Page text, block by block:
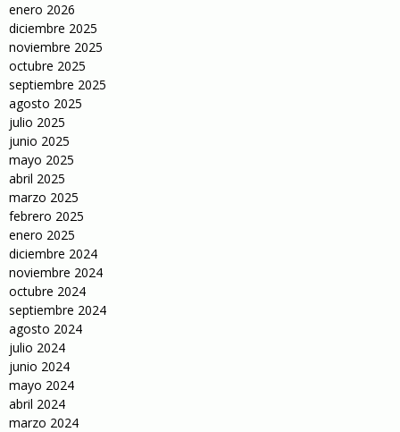
enero 2026
diciembre 2025
noviembre 2025
octubre 2025
septiembre 2025
agosto 2025
julio 2025
junio 2025
mayo 2025
abril 2025
marzo 2025
febrero 2025
enero 2025
diciembre 2024
noviembre 2024
octubre 2024
septiembre 2024
agosto 2024
julio 2024
junio 2024
mayo 2024
abril 2024
marzo 2024